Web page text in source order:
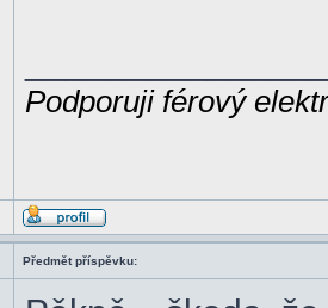
Podporuji férový
Předmět příspěvku: